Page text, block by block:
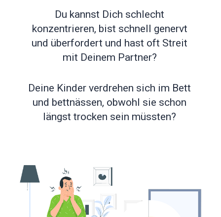
Du kannst Dich schlecht
konzentrieren, bist schnell genervt
und überfordert und hast oft Streit
mit Deinem Partner?
Deine Kinder verdrehen sich im Bett
und bettnässen, obwohl sie schon
längst trocken sein müssten?